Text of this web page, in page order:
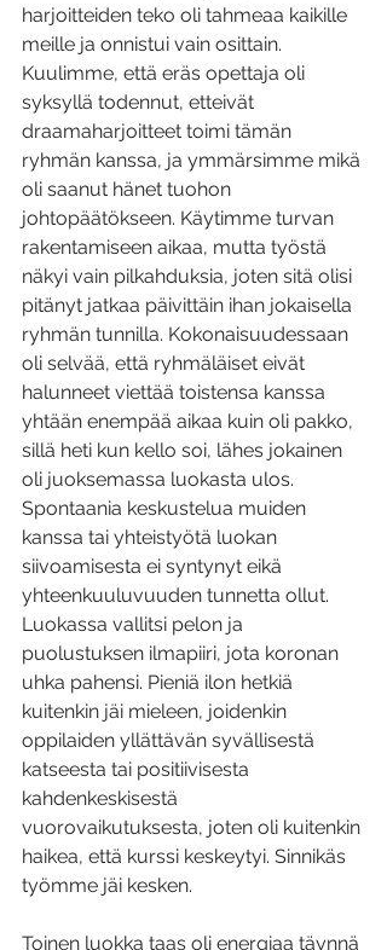
harjoitteiden teko oli tahmeaa kaikille
meille ja onnistui vain osittain.
Kuulimme, että eräs opettaja oli
syksyllä todennut, etteivät
draamaharjoitteet toimi tämän
ryhmän kanssa, ja ymmärsimme mikä
oli saanut hänet tuohon
johtopäätökseen. Käytimme turvan
rakentamiseen aikaa, mutta työstä
näkyi vain pilkahduksia, joten sitä olisi
pitänyt jatkaa päivittäin ihan jokaisella
ryhmän tunnilla. Kokonaisuudessaan
oli selvää, että ryhmäläiset eivät
halunneet viettää toistensa kanssa
yhtään enempää aikaa kuin oli pakko,
sillä heti kun kello soi, lähes jokainen
oli juoksemassa luokasta ulos.
Spontaania keskustelua muiden
kanssa tai yhteistyötä luokan
siivoamisesta ei syntynyt eikä
yhteenkuuluvuuden tunnetta ollut.
Luokassa vallitsi pelon ja
puolustuksen ilmapiiri, jota koronan
uhka pahensi. Pieniä ilon hetkiä
kuitenkin jäi mieleen, joidenkin
oppilaiden yllättävän syvällisestä
katseesta tai positiivisesta
kahdenkeskisestä
vuorovaikutuksesta, joten oli kuitenkin
haikea, että kurssi keskeytyi. Sinnikäs
työmme jäi kesken.
Toinen luokka taas oli energiaa täynnä